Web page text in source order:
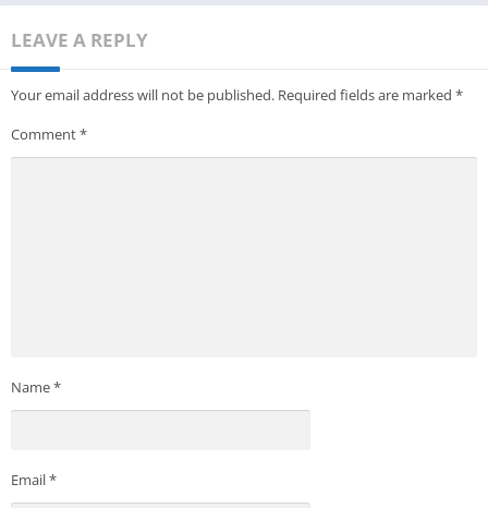
LEAVE A REPLY
Your email address will not be published. Required fields are marked *
Comment*
Name*
Email*